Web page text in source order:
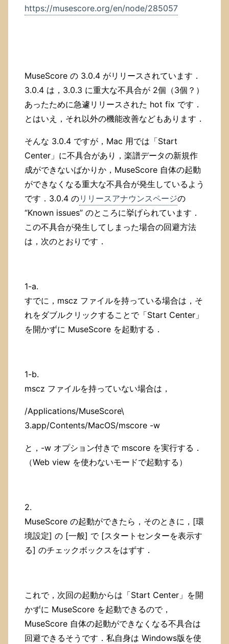
https://musescore.org/en/node/285057
MuseScore の 3.0.4 がリリースされています．
3.0.4 は，3.0.3 に重大な不具合が 2個（3個？）
あったために急遽リリースされた hot fix です．
とはいえ，それ以外の機能改善などもあります．
そんな 3.0.4 ですが，Mac 用では「Start
Center」に不具合があり，楽譜データの新規作
成ができないばかりか，MuseScore 自体の起動
ができなくなる重大な不具合が発生しているよう
です．3.0.4 のリリースアナウンスページの
“Known issues” のところに挙げられています．
この不具合が発生してしまった場合の回避方法
は，次のとおりです．
1-a.
すでに，mscz ファイルを持っている場合は，そ
れをダブルクリックすることで「Start Center」
を開かずに MuseScore を起動する．
1-b.
mscz ファイルを持っていない場合は，
/Applications/MuseScore\
3.app/Contents/MacOS/mscore -w
と，-w オプション付きで mscore を実行する．
（Web view を使わないモードで起動する）
2.
MuseScore の起動ができたら，そのときに，[環
境設定] の [一般] で [スタートセンターを表示す
る] のチェックボックスをはずす．
これで，次回の起動からは「Start Center」を開
かずに MuseScore を起動できるので，
MuseScore 自体の起動ができなくなる不具合は
回避できるそうです．私自身は Windows版を使